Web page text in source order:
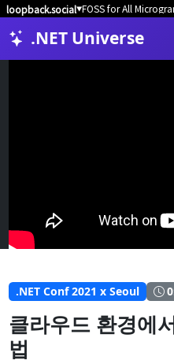
loopback.social▼
.NET Universe
.NET Conf 2021 x Seoul
클라우드 환경에
법